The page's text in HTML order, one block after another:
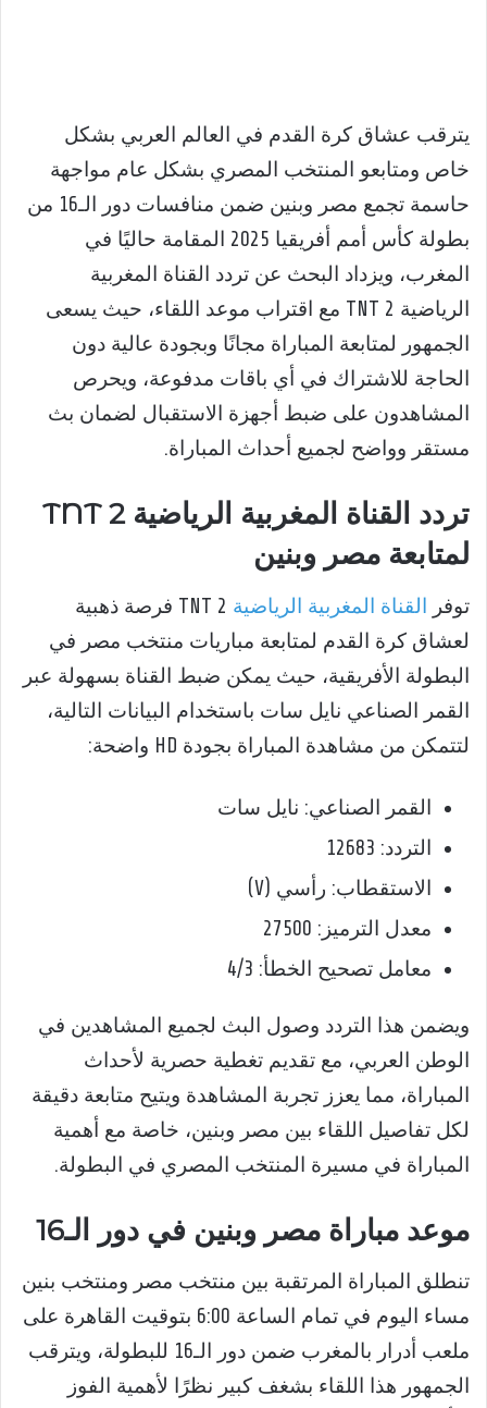
يترقب عشاق كرة القدم في العالم العربي بشكل
خاص ومتابعو المنتخب المصري بشكل عام مواجهة
حاسمة تجمع مصر وبنين ضمن منافسات دور الـ16 من
بطولة كأس أمم أفريقيا 2025 المقامة حاليًا في
المغرب، ويزداد البحث عن تردد القناة المغربية
الرياضية 2 TNT مع اقتراب موعد اللقاء، حيث يسعى
الجمهور لمتابعة المباراة مجانًا وبجودة عالية دون
الحاجة للاشتراك في أي باقات مدفوعة، ويحرص
المشاهدون على ضبط أجهزة الاستقبال لضمان بث
مستقر وواضح لجميع أحداث المباراة.
تردد القناة المغربية الرياضية 2 TNT
لمتابعة مصر وبنين
توفر القناة المغربية الرياضية
2 TNT فرصة ذهبية
لعشاق كرة القدم لمتابعة مباريات منتخب مصر في
البطولة الأفريقية، حيث يمكن ضبط القناة بسهولة عبر
القمر الصناعي نايل سات باستخدام البيانات التالية،
لتتمكن من مشاهدة المباراة بجودة HD واضحة:
القمر الصناعي: نايل سات
التردد: 12683
الاستقطاب: رأسي (V)
معدل الترميز: 27500
معامل تصحيح الخطأ: 4/3
ويضمن هذا التردد وصول البث لجميع المشاهدين في
الوطن العربي، مع تقديم تغطية حصرية لأحداث
المباراة، مما يعزز تجربة المشاهدة ويتيح متابعة دقيقة
لكل تفاصيل اللقاء بين مصر وبنين، خاصة مع أهمية
المباراة في مسيرة المنتخب المصري في البطولة.
موعد مباراة مصر وبنين في دور الـ16
تنطلق المباراة المرتقبة بين منتخب مصر ومنتخب بنين
مساء اليوم في تمام الساعة 6:00 بتوقيت القاهرة على
ملعب أدرار بالمغرب ضمن دور الـ16 للبطولة، ويترقب
الجمهور هذا اللقاء بشغف كبير نظرًا لأهمية الفوز